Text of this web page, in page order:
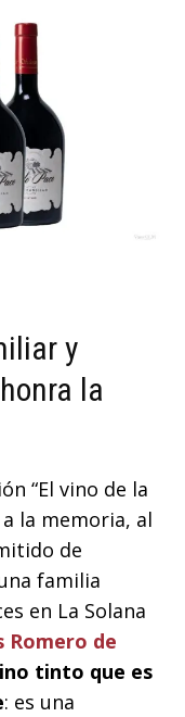
y
la
“El vino de la
la memoria, al
de
familia
en La Solana
Romero de
tinto que es
: es una